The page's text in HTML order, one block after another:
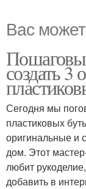
Вас
создать 3
Сегодня мы
пластиковых
оригинальные и
дом. Этот
любит
добавить в